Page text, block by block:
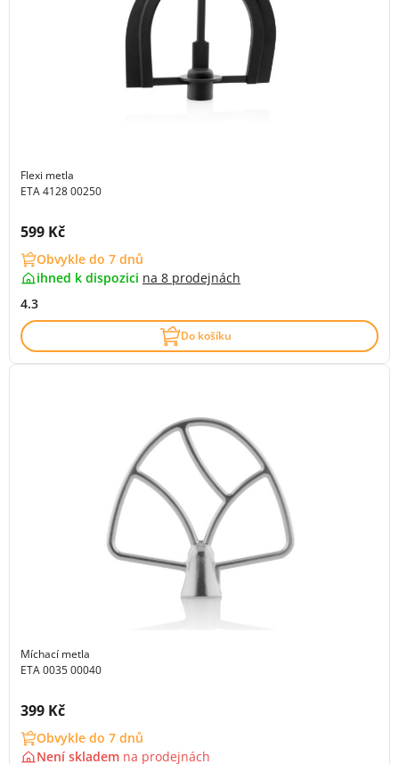
Flexi metla
ETA 4128 00250
Cena s DPH:
599 Kč
Obvykle do 7 dnů
ihned k dispozici na 8 prodejnách
4.3
Do košíku
Míchací metla
ETA 0035 00040
Cena s DPH:
399 Kč
Obvykle do 7 dnů
Není skladem na prodejnách